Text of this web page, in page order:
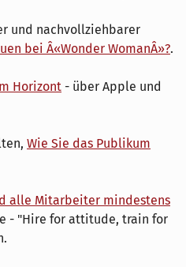
und nachvollziehbarer
bei Â«Wonder WomanÂ»?.
Horizont - über Apple und
Wie Sie das Publikum
alle Mitarbeiter mindestens
- "Hire for attitude, train for